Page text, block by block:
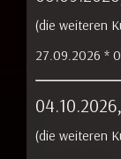
(die weiteren
27.09.2026 *
(die weiteren